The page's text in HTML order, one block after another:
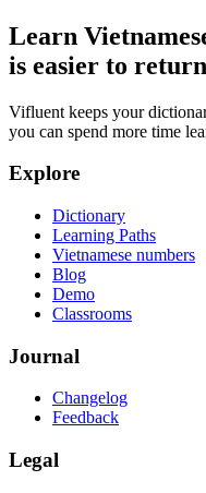
Learn
is easier to
Vifluent keeps your
you can spend more time
Explore
Dictionary
Learning Paths
Vietnamese numbers
Blog
Demo
Classrooms
Journal
Changelog
Feedback
Legal